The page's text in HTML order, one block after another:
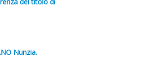
del titolo di
Nunzia.